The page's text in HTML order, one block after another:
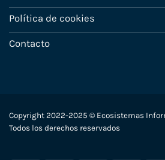
Política de cookies
Contacto
Copyright 2022-2025 © Ecosistemas
Todos los derechos reservados